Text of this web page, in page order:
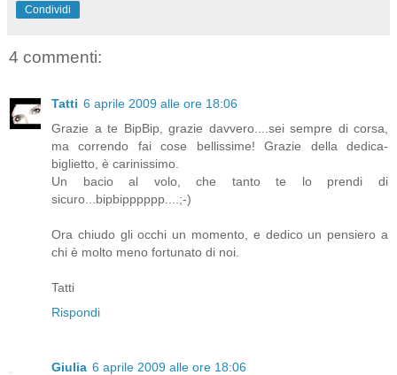
Condividi
4 commenti:
Tatti 6 aprile 2009 alle ore 18:06
Grazie a te BipBip, grazie davvero....sei sempre di corsa,
ma correndo fai cose bellissime! Grazie della dedica-
biglietto, è carinissimo.
Un bacio al volo, che tanto te lo prendi di
sicuro...bipbipppppp....;-)
Ora chiudo gli occhi un momento, e dedico un pensiero a
chi è molto meno fortunato di noi.
Tatti
Rispondi
Giulia 6 aprile 2009 alle ore 18:06